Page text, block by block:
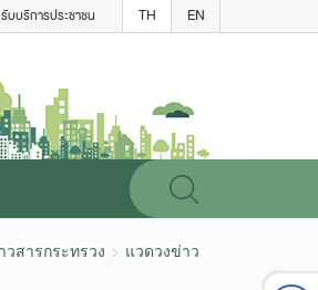
บบริการประชาชน TH EN
วสารกระทรวง แวดวงข่าว